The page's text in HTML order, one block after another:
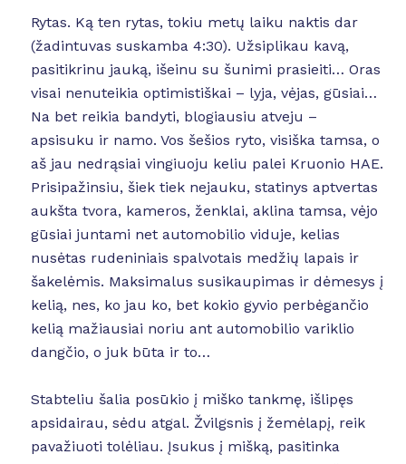
Rytas. Ką ten rytas, tokiu metų laiku naktis dar
(žadintuvas suskamba 4:30). Užsiplikau kavą,
pasitikrinu jauką, išeinu su šunimi prasieiti… Oras
visai nenuteikia optimistiškai – lyja, vėjas, gūsiai…
Na bet reikia bandyti, blogiausiu atveju –
apsisuku ir namo. Vos šešios ryto, visiška tamsa, o
aš jau nedrąsiai vingiuoju keliu palei Kruonio HAE.
Prisipažinsiu, šiek tiek nejauku, statinys aptvertas
aukšta tvora, kameros, ženklai, aklina tamsa, vėjo
gūsiai juntami net automobilio viduje, kelias
nusėtas rudeniniais spalvotais medžių lapais ir
šakelėmis. Maksimalus susikaupimas ir dėmesys į
kelią, nes, ko jau ko, bet kokio gyvio perbėgančio
kelią mažiausiai noriu ant automobilio variklio
dangčio, o juk būta ir to…
Stabteliu šalia posūkio į miško tankmę, išlipęs
apsidairau, sėdu atgal. Žvilgsnis į žemėlapį, reik
pavažiuoti tolėliau. Įsukus į mišką, pasitinka